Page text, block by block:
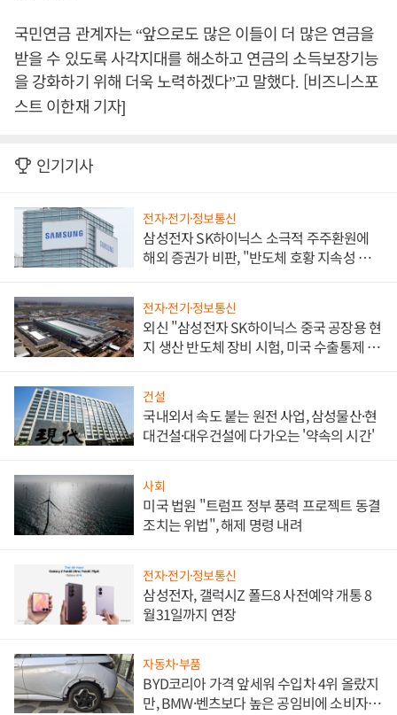
국민연금 관계자는 “앞으로도 많은 이들이 더 많은 연금을
받을 수 있도록 사각지대를 해소하고 연금의 소득보장기능
을 강화하기 위해 더욱 노력하겠다”고 말했다. [비즈니스포
스트 이한재 기자]
인기기사
전자·전기·정보통신
삼성전자 SK하이닉스 소극적 주주환원에
해외 증권가 비판, "반도체 호황 지속성 의
전자·전기·정보통신
외신 "삼성전자 SK하이닉스 중국 공장용 현
지 생산 반도체 장비 시험, 미국 수출통제 대
건설
국내외서 속도 붙는 원전 사업, 삼성물산·현
대건설·대우건설에 다가오는 '약속의 시간'
사회
미국 법원 "트럼프 정부 풍력 프로젝트 동결
조치는 위법", 해제 명령 내려
전자·전기·정보통신
삼성전자, 갤럭시Z 폴드8 사전예약 개통 8
월31일까지 연장
자동차·부품
BYD코리아 가격 앞세워 수입차 4위 올랐지
만, BMW·벤츠보다 높은 공임비에 소비자